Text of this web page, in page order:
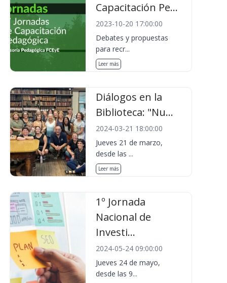
Capacitación Pe...
2023-10-20 17:00:00
Debates y propuestas
para recr...
Leer más
Diálogos en la
Biblioteca: "Nu...
2024-03-21 18:00:00
Jueves 21 de marzo,
desde las ...
Leer más
1º Jornada
Nacional de
Investi...
2024-05-24 09:00:00
Jueves 24 de mayo,
desde las 9...